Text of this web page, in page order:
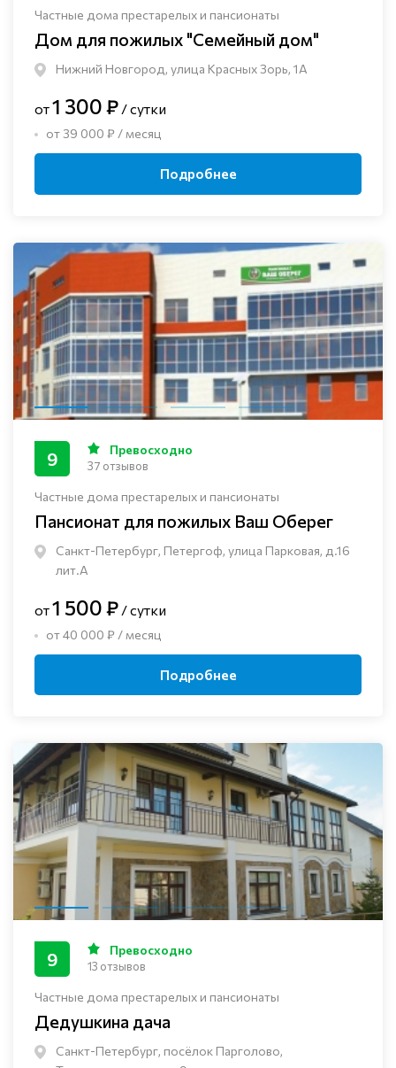
Частные дома престарелых и пансионаты
Дом для пожилых "Семейный дом"
Нижний Новгород, улица Красных Зорь, 1А
от1 300 ₽ / сутки
от 39 000 ₽ / месяц
Подробнее
Частные дома престарелых и пансионаты
Пансионат для пожилых Ваш Оберег
Санкт-Петербург, Петергоф, улица Парковая, д.16
лит.А
9 Превосходно
37 отзывов
от1 500 ₽ / сутки
от 40 000 ₽ / месяц
Подробнее
Частные дома престарелых и пансионаты
Дедушкина дача
Санкт-Петербург, посёлок Парголово,
9 Превосходно
13 отзывов